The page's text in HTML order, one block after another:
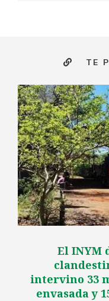
TE
El INYM
intervino 33
envasada y